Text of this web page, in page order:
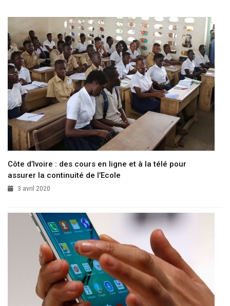
Côte d’Ivoire : des cours en ligne et à la télé pour
assurer la continuité de l’Ecole
3 avril 2020